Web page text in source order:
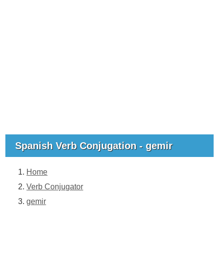
Spanish Verb Conjugation - gemir
Home
Verb Conjugator
gemir